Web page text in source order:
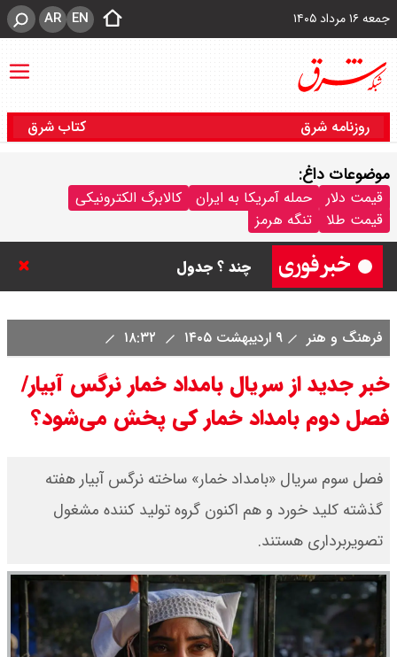
جمعه ۱۶ مرداد ۱۴۰۵ EN
AR
روزنامه شرق کتاب شرق
موضوعات داغ:
قیمت دلار حمله آمریکا به ایران
کالابرگ الکترونیکی
قیمت طلا
تنگه هرمز
چند ؟ جدول
به تنگه هرمز را کلید زدند + جزییات
فرهنگ و هنر ۹ اردیبهشت ۱۴۰۵
خبر جدید از سریال بامداد خمار نرگس آبیار/
فصل دوم بامداد خمار کی پخش می‌شود؟
فصل سوم سریال «بامداد خمار» ساخته نرگس آبیار هفته
گذشته کلید خورد و هم اکنون گروه تولید کننده مشغول
تصویربرداری هستند.